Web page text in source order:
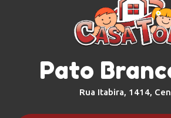
Pato
Rua Itabira, 1414,